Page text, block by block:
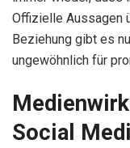
Offizielle Aussagen
Beziehung gibt es
ungewöhnlich für
Social